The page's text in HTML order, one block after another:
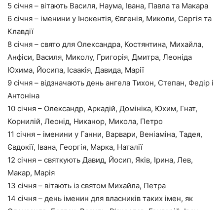
5 січня – вітають Василя, Наума, Івана, Павла та Макара
6 січня – іменини у Інокентія, Євгенія, Миколи, Сергія та
Клавдії
8 січня – свято для Олександра, Костянтина, Михайла,
Анфіси, Василя, Миколу, Григорія, Дмитра, Леоніда
Юхима, Йосипа, Ісаакія, Давида, Марії
9 січня – відзначають день ангела Тихон, Степан, Федір і
Антоніна
10 січня – Олександр, Аркадій, Домініка, Юхим, Гнат,
Корнилій, Леонід, Никанор, Микола, Петро
11 січня – іменини у Ганни, Варвари, Веніаміна, Тадея,
Євдокії, Івана, Георгія, Марка, Наталії
12 січня – святкують Давид, Йосип, Яків, Ірина, Лев,
Макар, Марія
13 січня – вітають із святом Михайла, Петра
14 січня – день іменин для власників таких імен, як